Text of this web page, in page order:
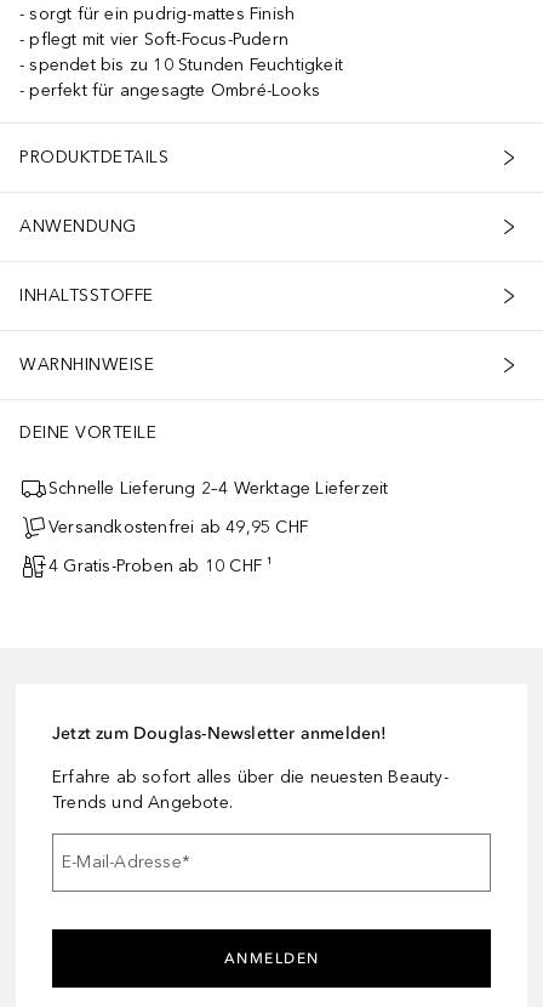
sorgt für ein pudrig-mattes Finish
pflegt mit vier Soft-Focus-Pudern
spendet bis zu 10 Stunden Feuchtigkeit
perfekt für angesagte Ombré-Looks
PRODUKTDETAILS
ANWENDUNG
INHALTSSTOFFE
WARNHINWEISE
DEINE VORTEILE
Schnelle Lieferung 2–4 Werktage Lieferzeit
Versandkostenfrei ab 49,95 CHF
4 Gratis-Proben ab 10 CHF ¹
Jetzt zum Douglas-Newsletter anmelden!
Erfahre ab sofort alles über die neuesten Beauty-
Trends und Angebote.
E-Mail-Adresse*
ANMELDEN